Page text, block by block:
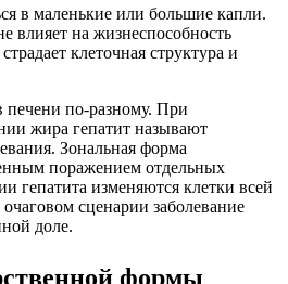
в маленькие или большие капли.
влияет на жизнеспособность
клеточная структура и
по-разному. При
жира гепатит называют
Зональная форма
поражением отдельных
гепатита изменяются клетки всей
сценарии заболевание
доле.
формы